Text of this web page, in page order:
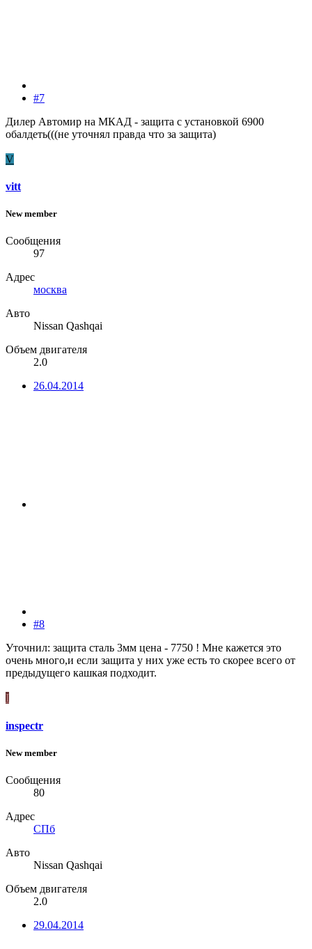
#7
Дилер Автомир на МКАД - защита с установкой 6900
обалдеть(((не уточнял правда что за защита)
V
vitt
New member
Сообщения
97
Адрес
москва
Авто
Nissan Qashqai
Объем двигателя
2.0
26.04.2014
#8
Уточнил: защита сталь 3мм цена - 7750 ! Мне кажется это
очень много,и если защита у них уже есть то скорее всего от
предыдущего кашкая подходит.
I
inspectr
New member
Сообщения
80
Адрес
СПб
Авто
Nissan Qashqai
Объем двигателя
2.0
29.04.2014